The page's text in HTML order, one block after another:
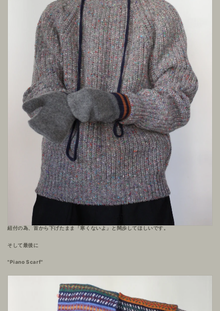
紐付の為、首から下げたまま「寒くないよ」と闊歩してほしいです。
そして最後に
"Piano Scarf"